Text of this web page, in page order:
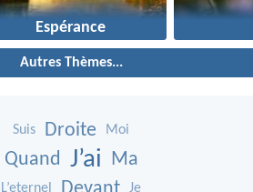
Espérance
Autres Thèmes...
Suis Droite Moi
Quand J’ai Ma
L’eternel Je